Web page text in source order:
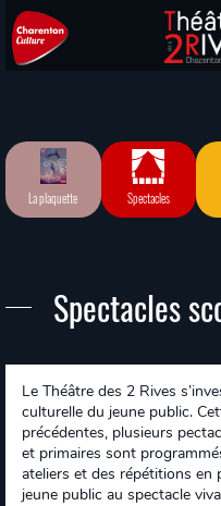
La plaquette Spectacles
Spectacles
Le Théâtre des 2 Rives
culturelle du jeune public.
précédentes, plusieurs
et primaires sont
ateliers et des répétitions
jeune public au spectacle